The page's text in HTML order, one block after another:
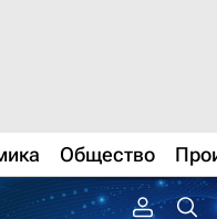
Общество